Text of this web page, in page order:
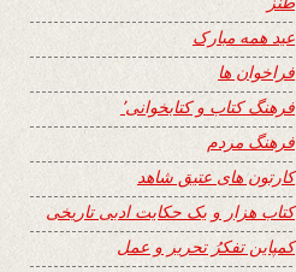
عید همه مبارک
فراخوان ها
فرهنگ کتاب و کتابخوانی٬
فرهنگ مردم
کارتون های عتیق شاهد
کتاب هزار و یک حکایت ادبی تاریخی
کمپاین تفکرُ تحریر و عمل